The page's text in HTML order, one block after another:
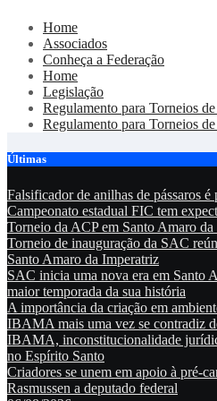
Skip
content
Home
Associados
Conheça a Federação
Home
Legislação
Regulamento para Torneios
Regulamento para Torneios
Últimas
Falsificador de anilhas de pássaros é
Campeonato estadual FIC tem
Torneio da ACP em Santo Amaro da
Torneio de inauguração da SAC
Santo Amaro da Imperatriz
SAC inicia uma nova era em Santo
maior temporada da sua história
A importância da criação em
IBAMA mais uma vez se contradiz
IBAMA, inconstitucionalidade
no Espírito Santo
Criadores se unem em apoio à pré-
Rasmussen a deputado federal